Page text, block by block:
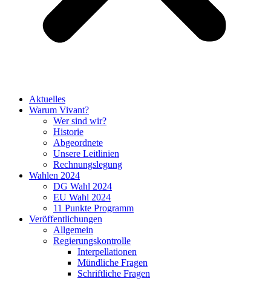
Aktuelles
Warum Vivant?
Wer sind wir?
Historie
Abgeordnete
Unsere Leitlinien
Rechnungslegung
Wahlen 2024
DG Wahl 2024
EU Wahl 2024
11 Punkte Programm
Veröffentlichungen
Allgemein
Regierungskontrolle
Interpellationen
Mündliche Fragen
Schriftliche Fragen